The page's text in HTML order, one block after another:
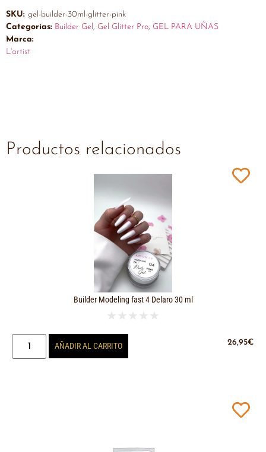
SKU: gel-builder-30ml-glitter-pink
Categorías: Builder Gel, Gel Glitter Pro, GEL PARA UÑAS
Marca:
L'artist
Productos relacionados
Builder Modeling fast 4 Delaro 30 ml
★ ★ ★ ★ ★
26,95€
AÑADIR AL CARRITO